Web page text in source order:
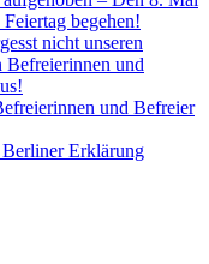
begehen!
nicht unseren
und
und Befreier
Erklärung